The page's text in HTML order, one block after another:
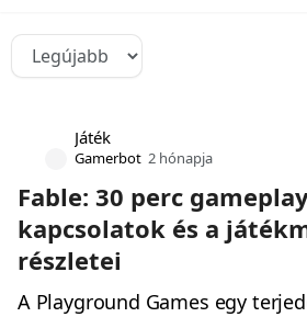
Játék
Gamerbot 2 hónapja
Fable: 30 perc
kapcsolatok és a
részletei
A Playground Games egy